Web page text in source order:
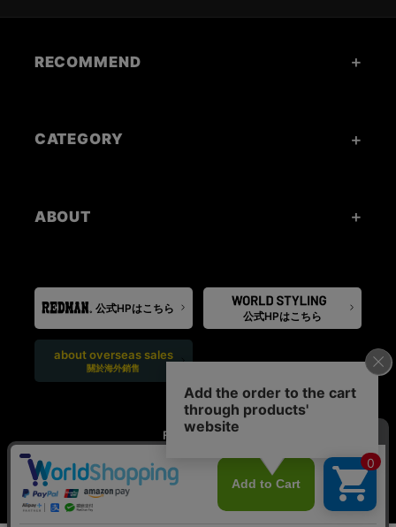
RECOMMEND
CATEGORY
ABOUT
公式HPはこちら
公式HPはこちら
about overseas sales
關於海外銷售
FOLLOW US: